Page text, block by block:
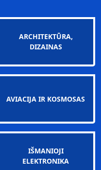
ARCHITEKTŪRA,
DIZAINAS
AVIACIJA IR KOSMOSAS
IŠMANIOJI
ELEKTRONIKA